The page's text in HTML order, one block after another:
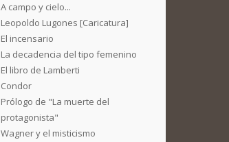
A campo y cielo...
Leopoldo Lugones [Caricatura]
El incensario
La decadencia del tipo femenino
El libro de Lamberti
Condor
Prólogo de "La muerte del
protagonista"
Wagner y el misticismo